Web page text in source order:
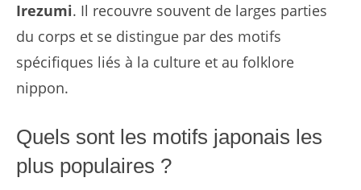
Irezumi. Il recouvre souvent de larges parties
du corps et se distingue par des motifs
spécifiques liés à la culture et au folklore
nippon.
Quels sont les motifs japonais les
plus populaires ?